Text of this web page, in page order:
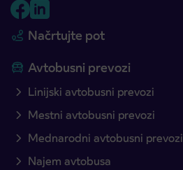
Načrtujte pot
Avtobusni prevozi
Linijski avtobusni prevozi
Mestni avtobusni prevozi
Mednarodni avtobusni prevozi
Najem avtobusa